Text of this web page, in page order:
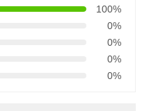
100%
0%
0%
0%
0%